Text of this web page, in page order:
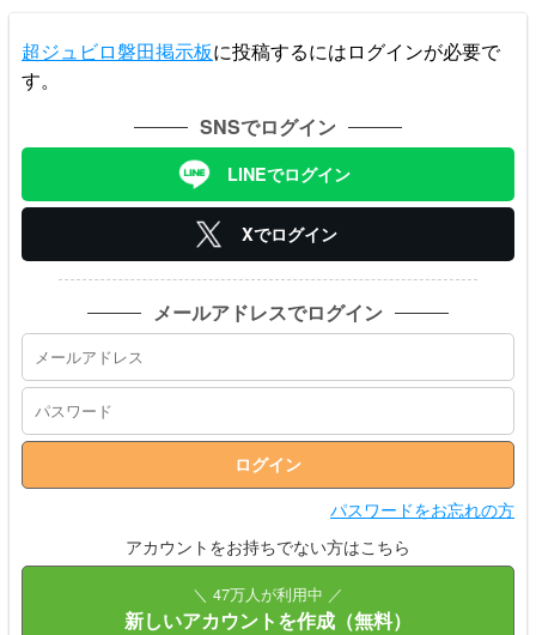
超ジュビロ磐田掲示板に投稿するにはログインが必要で
す。
SNSでログイン
LINEでログイン
Xでログイン
メールアドレスでログイン
パスワードをお忘れの方
アカウントをお持ちでない方はこちら
＼ 47万人が利用中 ／
新しいアカウントを作成（無料）